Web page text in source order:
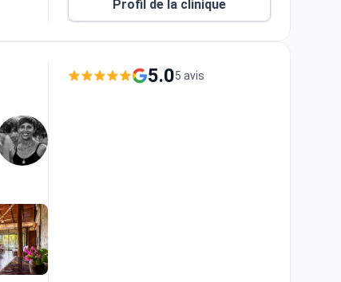
Profil de la clinique
5.05 avis